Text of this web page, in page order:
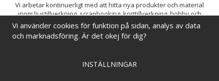
Vi arbetar kontinuerligt med att hitta nya produkter och material
inom ljustillverkning, scrapbooking, korttillverkning, hobby och
pyssel. Målet är att bredda sortimentet och löpande förbättra och
utveckla vårt utbud, så att du alltid kan hitta det du behöver hos oss.
Vi använder cookies för funktion på sidan, analys av data
och marknadsföring. Är det okej för dig?
INSTÄLLNINGAR